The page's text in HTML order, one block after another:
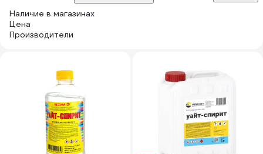
Наличие в магазинах
Цена
Производители